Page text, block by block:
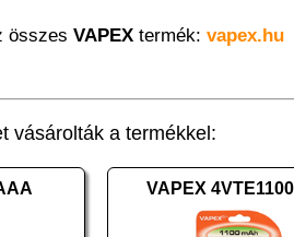
összes VAPEX termék: vapex.hu
vásárolták a termékkel:
VAPEX